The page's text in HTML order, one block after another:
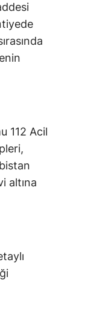
112 Acil
altına